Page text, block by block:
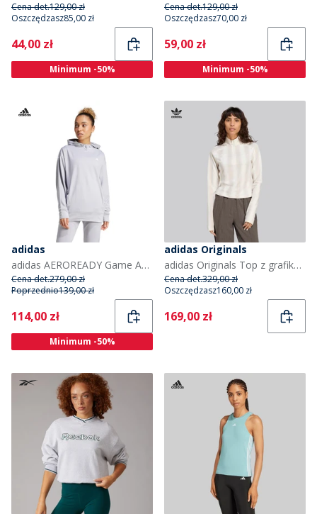
Cena det.129,00 zł
Oszczędzasz85,00 zł
Current
44,00 zł
Minimum -50%
Cena det.129,00 zł
Oszczędzasz70,00 zł
Current
59,00 zł
Minimum -50%
adidas
adidas AEROREADY Game And Go Hoodie dla niej kolor Glory Grey/Biały
Cena det.279,00 zł
Poprzednio139,00 zł
Current
114,00 zł
Minimum -50%
adidas Originals
adidas Originals Top z grafiką piłkarską 1/2 zip dla niej kolor Off White
Cena det.329,00 zł
Oszczędzasz160,00 zł
Current
169,00 zł